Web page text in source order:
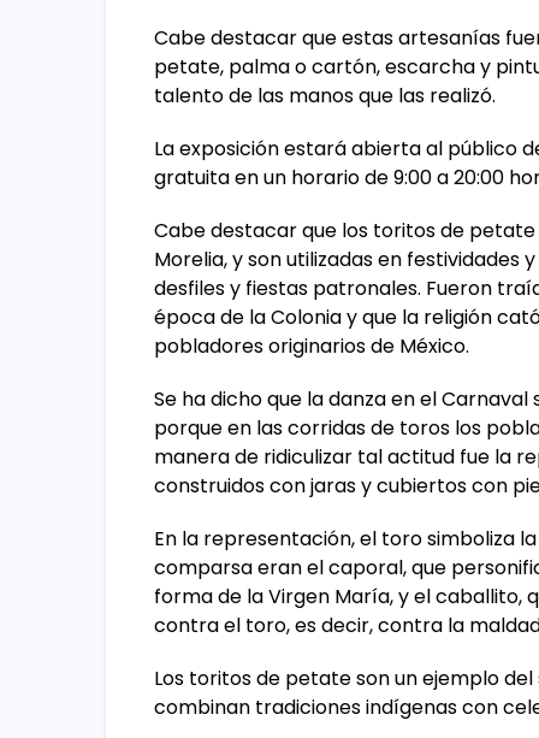
Cabe destacar que estas artesanías
petate, palma o cartón, escarcha y
talento de las manos que las realizó.
La exposición estará abierta al público
gratuita en un horario de 9:00 a 20:00
Cabe destacar que los toritos de
Morelia, y son utilizadas en
desfiles y fiestas patronales. Fueron
época de la Colonia y que la religión
pobladores originarios de México.
Se ha dicho que la danza en el
porque en las corridas de toros los
manera de ridiculizar tal actitud fue la
construidos con jaras y cubiertos con
En la representación, el toro simboliza
comparsa eran el caporal, que
forma de la Virgen María, y el caballito,
contra el toro, es decir, contra la
Los toritos de petate son un ejemplo
combinan tradiciones indígenas con